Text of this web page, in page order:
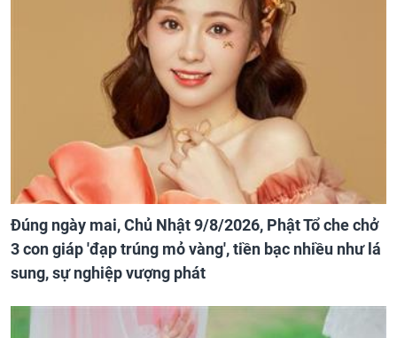
Đúng ngày mai, Chủ Nhật 9/8/2026, Phật Tổ che chở
3 con giáp 'đạp trúng mỏ vàng', tiền bạc nhiều như lá
sung, sự nghiệp vượng phát